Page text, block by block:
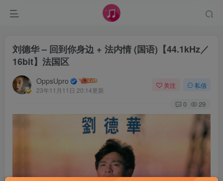
刘德华 – 回到你身边 + 法内情 (国语)【44.1kHz／
16bit】法国区
OppsUpro
23年11月11日 20:14更新
关注 私信
0 29